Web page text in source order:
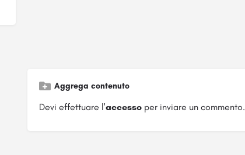
Aggrega contenuto
Devi effettuare l'accessoper inviare un commento.